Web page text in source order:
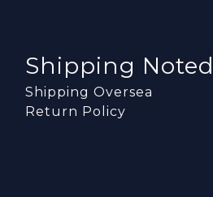
Shipping Noted
Shipping Oversea
Return Policy